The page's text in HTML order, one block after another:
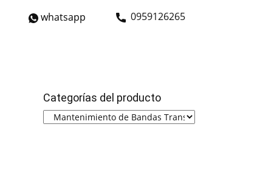
​0959126265
whatsapp
Categorías del producto